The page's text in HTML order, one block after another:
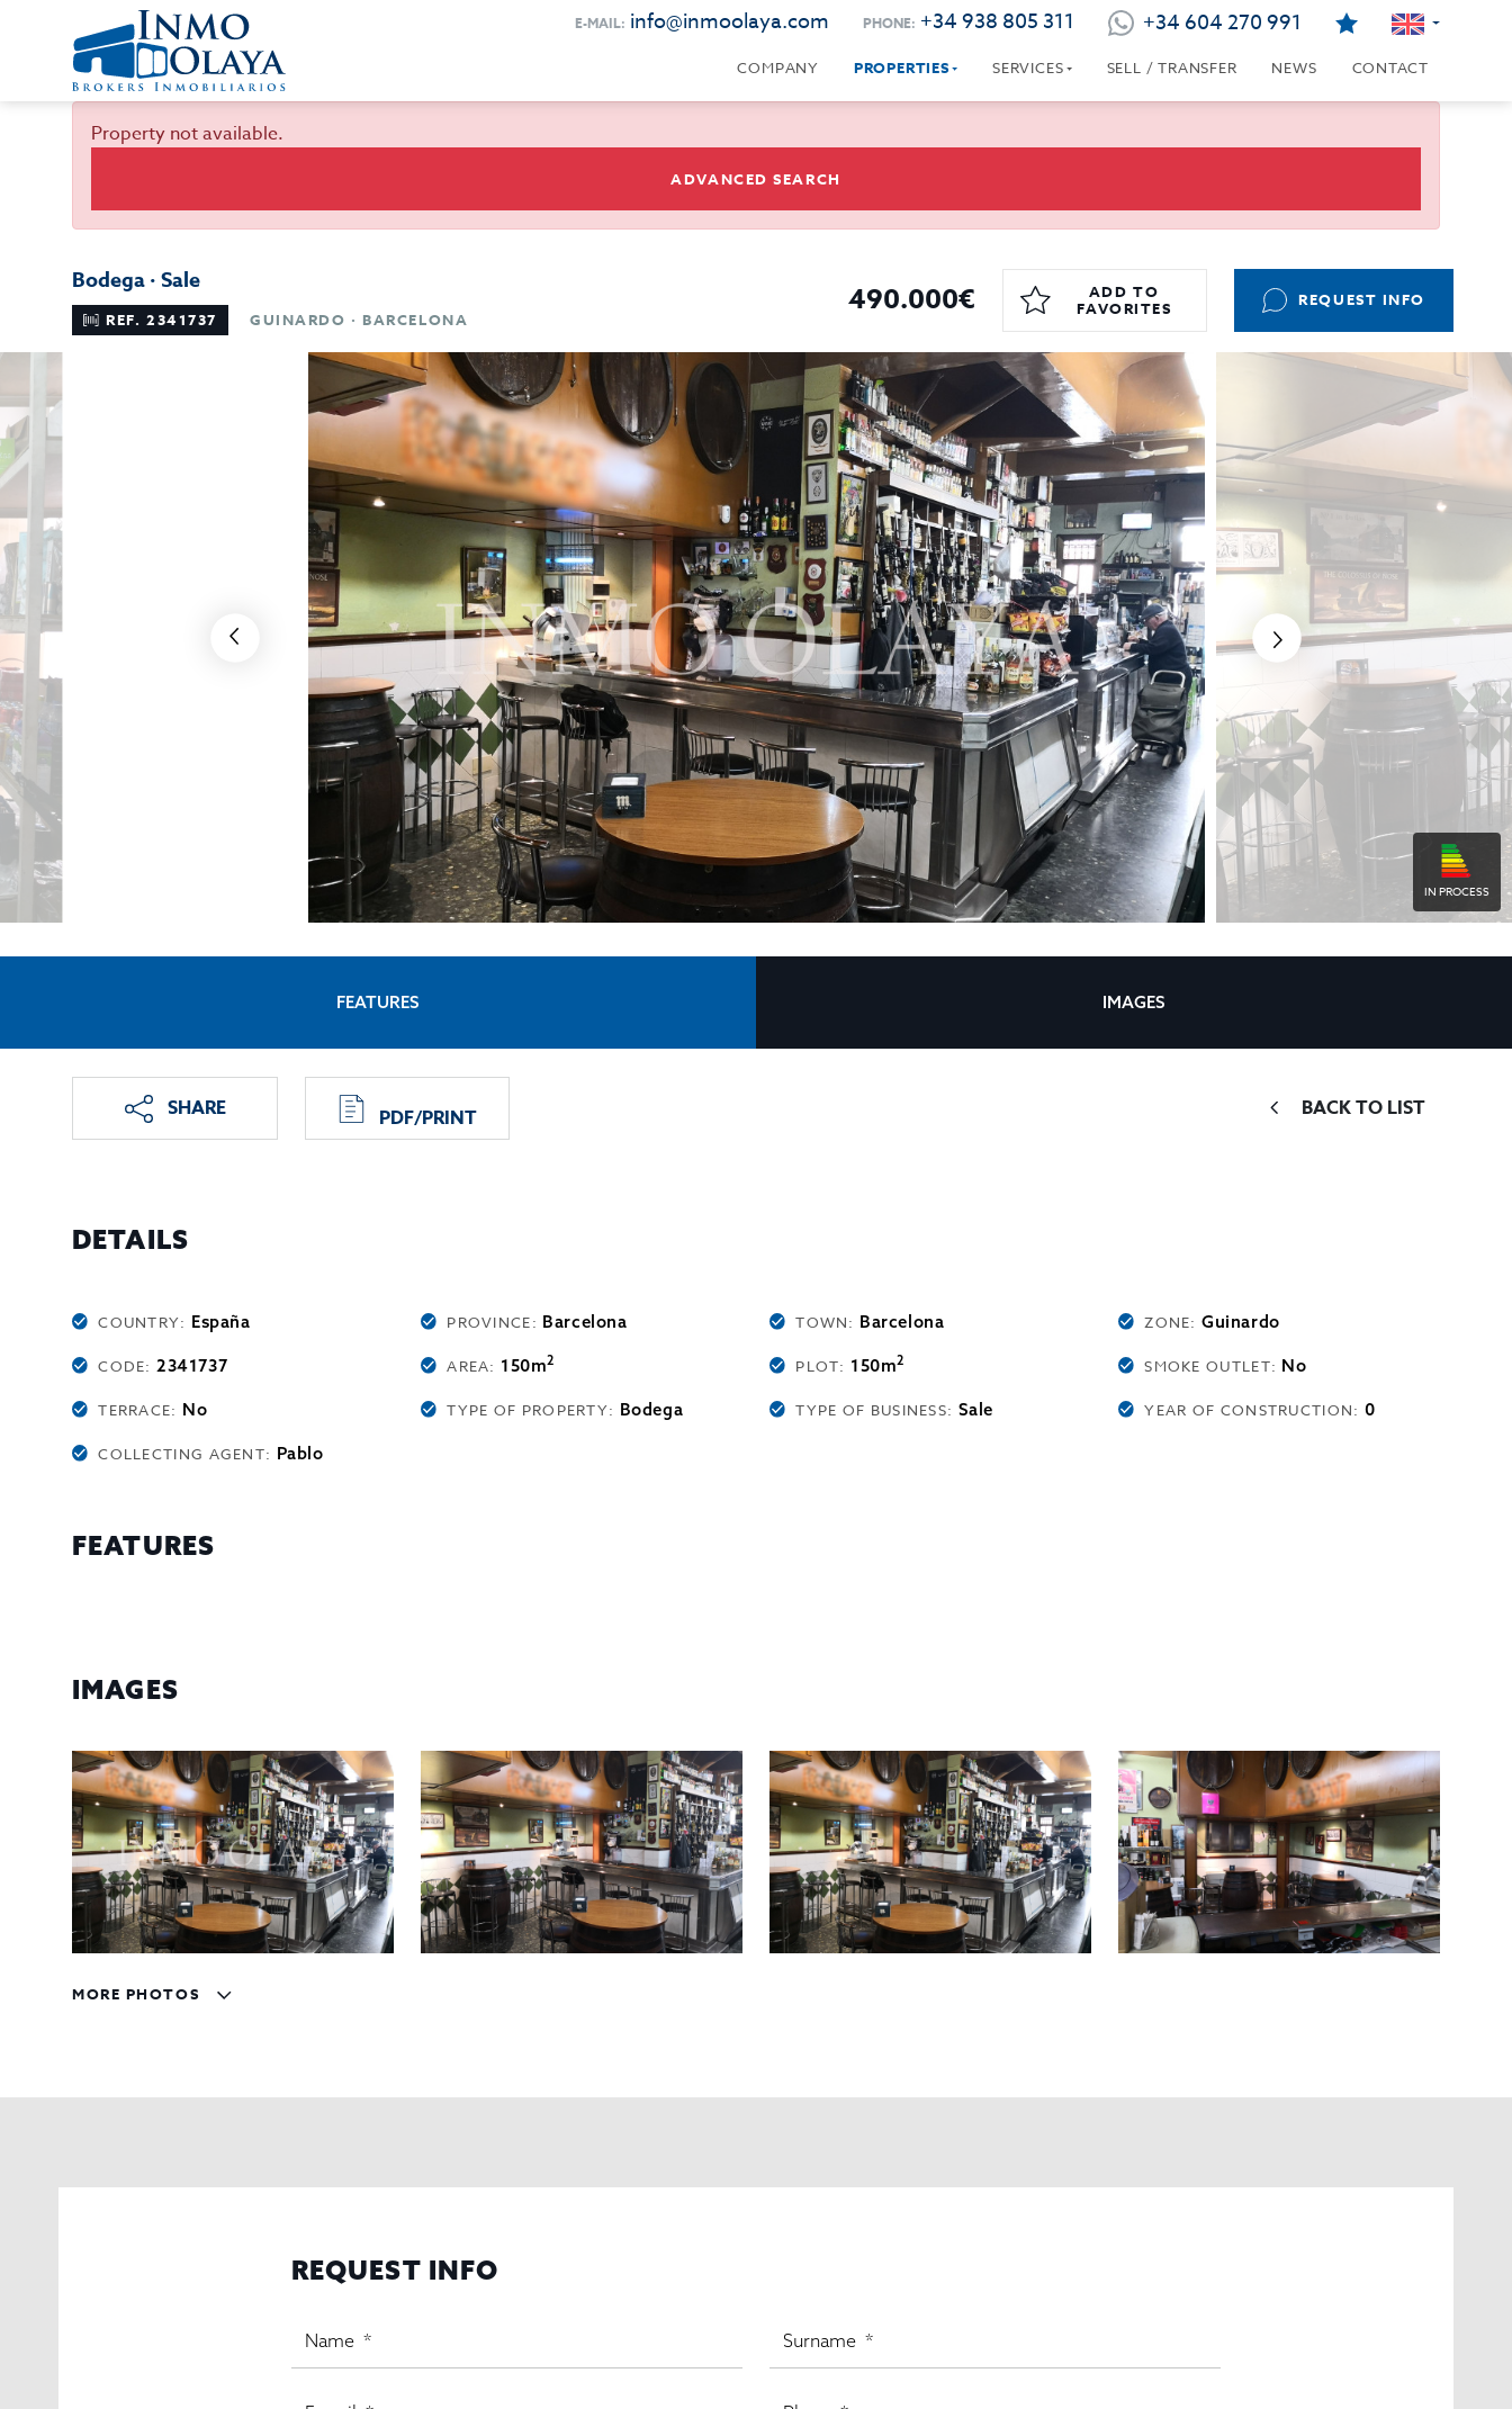
E-MAIL: info@inmoolaya.com PHONE: +34 938 805 311 +34 604 270 991
COMPANY PROPERTIES SERVICES SELL / TRANSFER NEWS CONTACT
Property not available.
ADVANCED SEARCH
Bodega · Sale
REF. 2341737 GUINARDO · BARCELONA 490.000€
ADD TO
FAVORITES
REQUEST INFO
IN PROCESS
FEATURES IMAGES
SHARE PDF/PRINT BACK TO LIST
DETAILS
COUNTRY: España PROVINCE: Barcelona TOWN: Barcelona ZONE:Guinardo
CODE:2341737 AREA: 150m2 PLOT: 150m2 SMOKE OUTLET: No
TERRACE: No TYPE OF PROPERTY: Bodega TYPE OF BUSINESS: Sale YEAR OF CONSTRUCTION: 0
COLLECTING AGENT: Pablo
FEATURES
IMAGES
MORE PHOTOS
REQUEST INFO